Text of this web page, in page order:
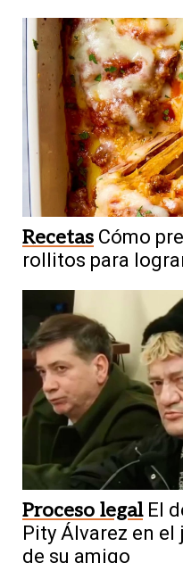
Recetas Cómo
rollitos para
Proceso legal El
Pity Álvarez en
de su amigo